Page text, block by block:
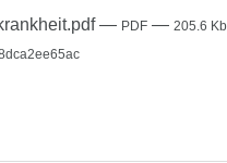
— PDF — 205.6 Kb